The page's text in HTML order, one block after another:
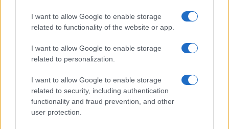
I want to allow Google to enable storage
related to functionality of the website or app.
I want to allow Google to enable storage
related to personalization.
I want to allow Google to enable storage
related to security, including authentication
functionality and fraud prevention, and other
user protection.
Samsung Galaxy A56